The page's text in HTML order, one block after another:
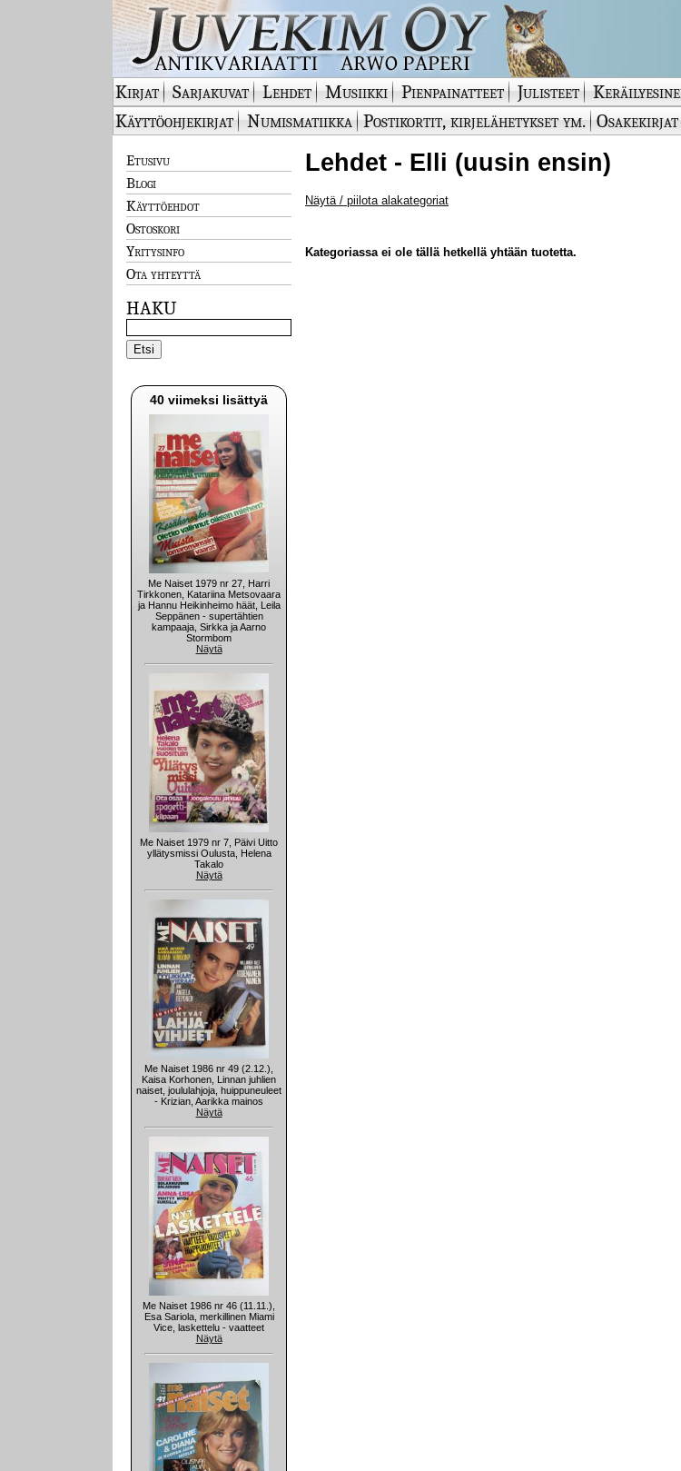
Kirjat Sarjakuvat Lehdet Musiikki Pienpainatteet Julisteet
Käyttöohjekirjat
Numismatiikka Postikortit, kirjelähetykset ym. Osakekirjat
Etusivu
Blogi
Käyttöehdot
Ostoskori
Yritysinfo
Ota yhteyttä
HAKU
40 viimeksi lisättyä
Me Naiset 1979 nr 27, Harri
Tirkkonen, Katariina Metsovaara
ja Hannu Heikinheimo häät, Leila
Seppänen - supertähtien
kampaaja, Sirkka ja Aarno
Stormbom
Näytä
Me Naiset 1979 nr 7, Päivi Uitto
yllätysmissi Oulusta, Helena
Takalo
Näytä
Me Naiset 1986 nr 49 (2.12.),
Kaisa Korhonen, Linnan juhlien
naiset, joululahjoja, huippuneuleet
- Krizian, Aarikka mainos
Näytä
Me Naiset 1986 nr 46 (11.11.),
Esa Sariola, merkillinen Miami
Vice, laskettelu - vaatteet
Näytä
Lehdet - Elli (uusin ensin)
Näytä / piilota alakategoriat
Kategoriassa ei ole tällä hetkellä yhtään tuotetta.